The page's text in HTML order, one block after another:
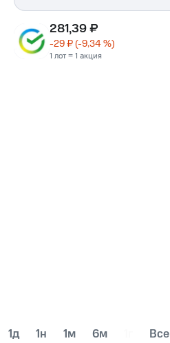
281,39 ₽
-29 ₽(-9,34%)
1 лот = 1 акция
1д 1н 1м 6м Все